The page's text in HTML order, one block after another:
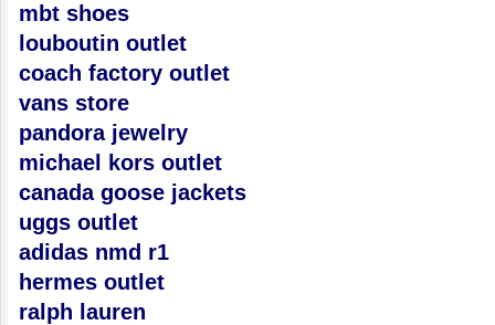
mbt shoes
louboutin outlet
coach factory outlet
vans store
pandora jewelry
michael kors outlet
canada goose jackets
uggs outlet
adidas nmd r1
hermes outlet
ralph lauren